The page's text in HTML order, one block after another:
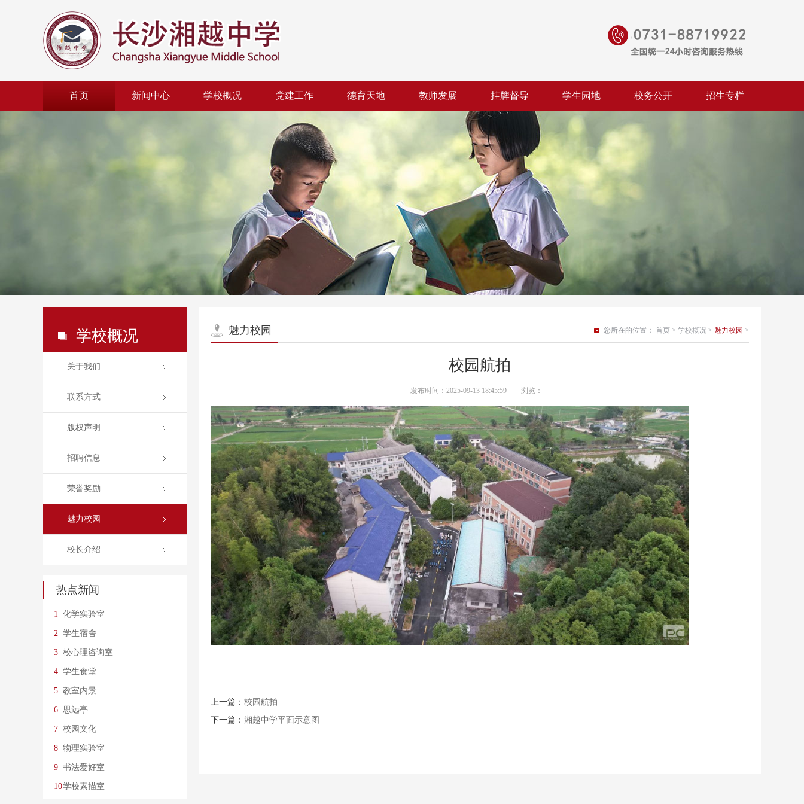
首页 新闻中心 学校概况 党建工作 德育天地 教师发展 挂牌督导 学生园地 校务公开 招生专栏
学校概况
关于我们
联系方式
版权声明
招聘信息
荣誉奖励
魅力校园
校长介绍
热点新闻
1 化学实验室
2 学生宿舍
3 校心理咨询室
4 学生食堂
5 教室内景
6 思远亭
7 校园文化
8 物理实验室
9 书法爱好室
10学校素描室
魅力校园 您所在的位置： 首页 > 学校概况 > 魅力校园 >
校园航拍
发布时间：2025-09-13 18:45:59 浏览：
上一篇： 校园航拍
下一篇： 湘越中学平面示意图